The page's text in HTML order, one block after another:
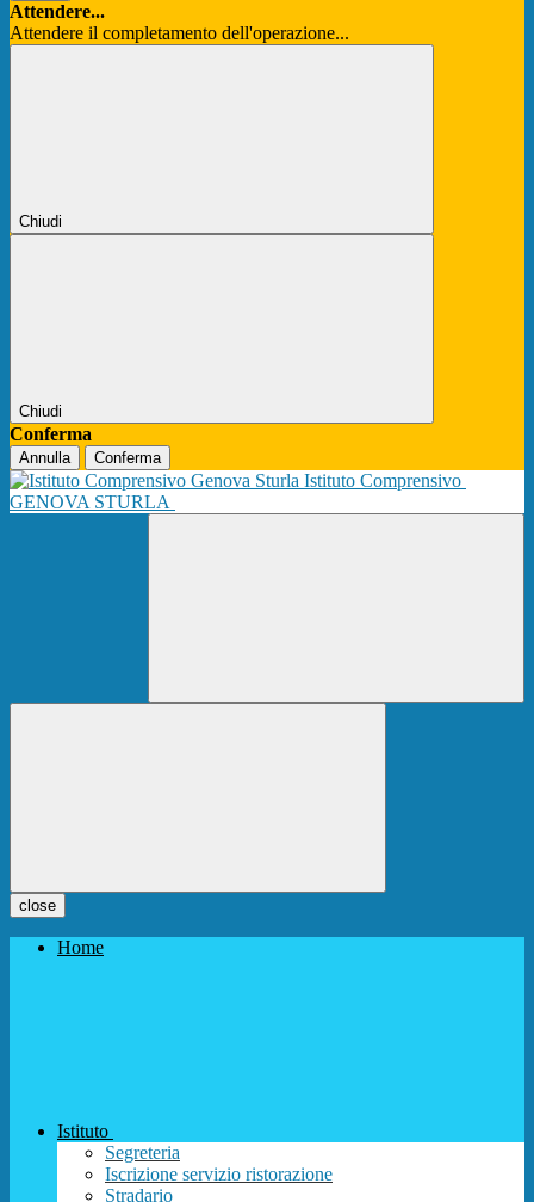
Attendere...
Attendere il completamento dell'operazione...
Chiudi
Chiudi
Conferma
Annulla Conferma
Istituto Comprensivo
GENOVA STURLA
close
Home
Istituto
Segreteria
Iscrizione servizio ristorazione
Stradario